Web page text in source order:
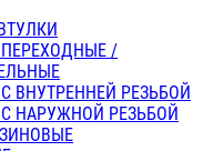
/
ВНУТРЕННЕЙ РЕЗЬБОЙ
НАРУЖНОЙ РЕЗЬБОЙ